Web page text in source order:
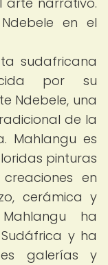
en el
sudafricana
por su
Ndebele, una
de la
Mahlangu es
pinturas
en
cerámica y
ha
y ha
galerías y